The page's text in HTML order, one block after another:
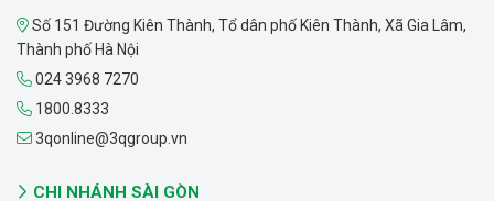
Số 151 Đường Kiên Thành, Tổ dân phố Kiên Thành, Xã Gia Lâm,
Thành phố Hà Nội
024 3968 7270
1800.8333
3qonline@3qgroup.vn
CHI NHÁNH SÀI GÒN